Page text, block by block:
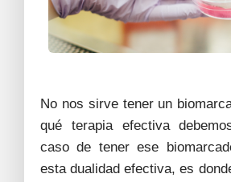
No nos sirve tener un
qué terapia efectiva
caso de tener ese
esta dualidad efectiva, es